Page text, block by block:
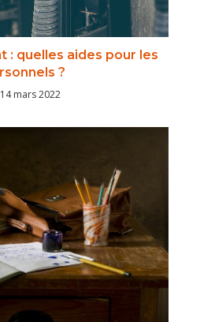
: quelles aides pour les
?
14 mars 2022